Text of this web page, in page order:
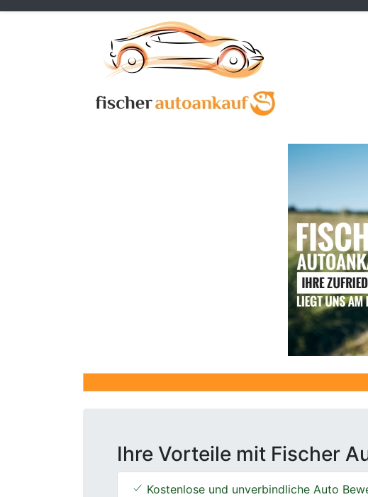
Ihre Vorteile mit Fischer
Kostenlose und unverbindliche Auto